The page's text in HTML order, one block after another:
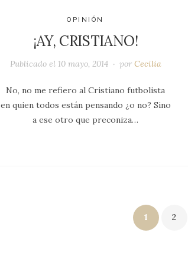
OPINIÓN
¡AY, CRISTIANO!
Publicado el 10 mayo, 2014 por Cecilia
No, no me refiero al Cristiano futbolista
en quien todos están pensando ¿o no? Sino
a ese otro que preconiza…
1 2